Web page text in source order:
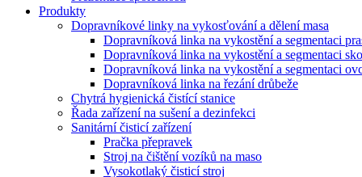
Produkty
Dopravníkové linky na vykosťování a dělení masa
Dopravníková linka na vykostění a segmentaci
Dopravníková linka na vykostění a segmentaci
Dopravníková linka na vykostění a segmentaci
Dopravníková linka na řezání drůbeže
Chytrá hygienická čistící stanice
Řada zařízení na sušení a dezinfekci
Sanitární čisticí zařízení
Pračka přepravek
Stroj na čištění vozíků na maso
Vysokotlaký čisticí stroj